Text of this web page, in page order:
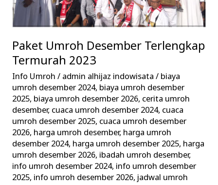
Paket Umroh Desember Terlengkap
Termurah 2023
Info Umroh / admin alhijaz indowisata/ biaya
umroh desember 2024, biaya umroh desember
2025, biaya umroh desember 2026, cerita umroh
desember, cuaca umroh desember 2024, cuaca
umroh desember 2025, cuaca umroh desember
2026, harga umroh desember, harga umroh
desember 2024, harga umroh desember 2025, harga
umroh desember 2026, ibadah umroh desember,
info umroh desember 2024, info umroh desember
2025, info umroh desember 2026, jadwal umroh